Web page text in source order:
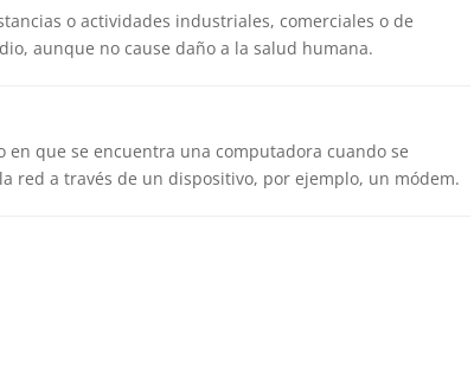
o actividades industriales, comerciales o de
aunque no cause daño a la salud humana.
en que se encuentra una computadora cuando se
red a través de un dispositivo, por ejemplo, un módem.